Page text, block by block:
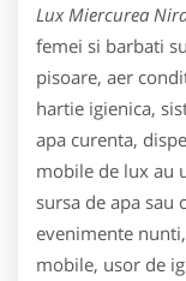
Lux Miercurea
femei si barbati
pisoare, aer
hartie igienica,
apa curenta,
mobile de lux au
sursa de apa sau
evenimente
mobile, usor de